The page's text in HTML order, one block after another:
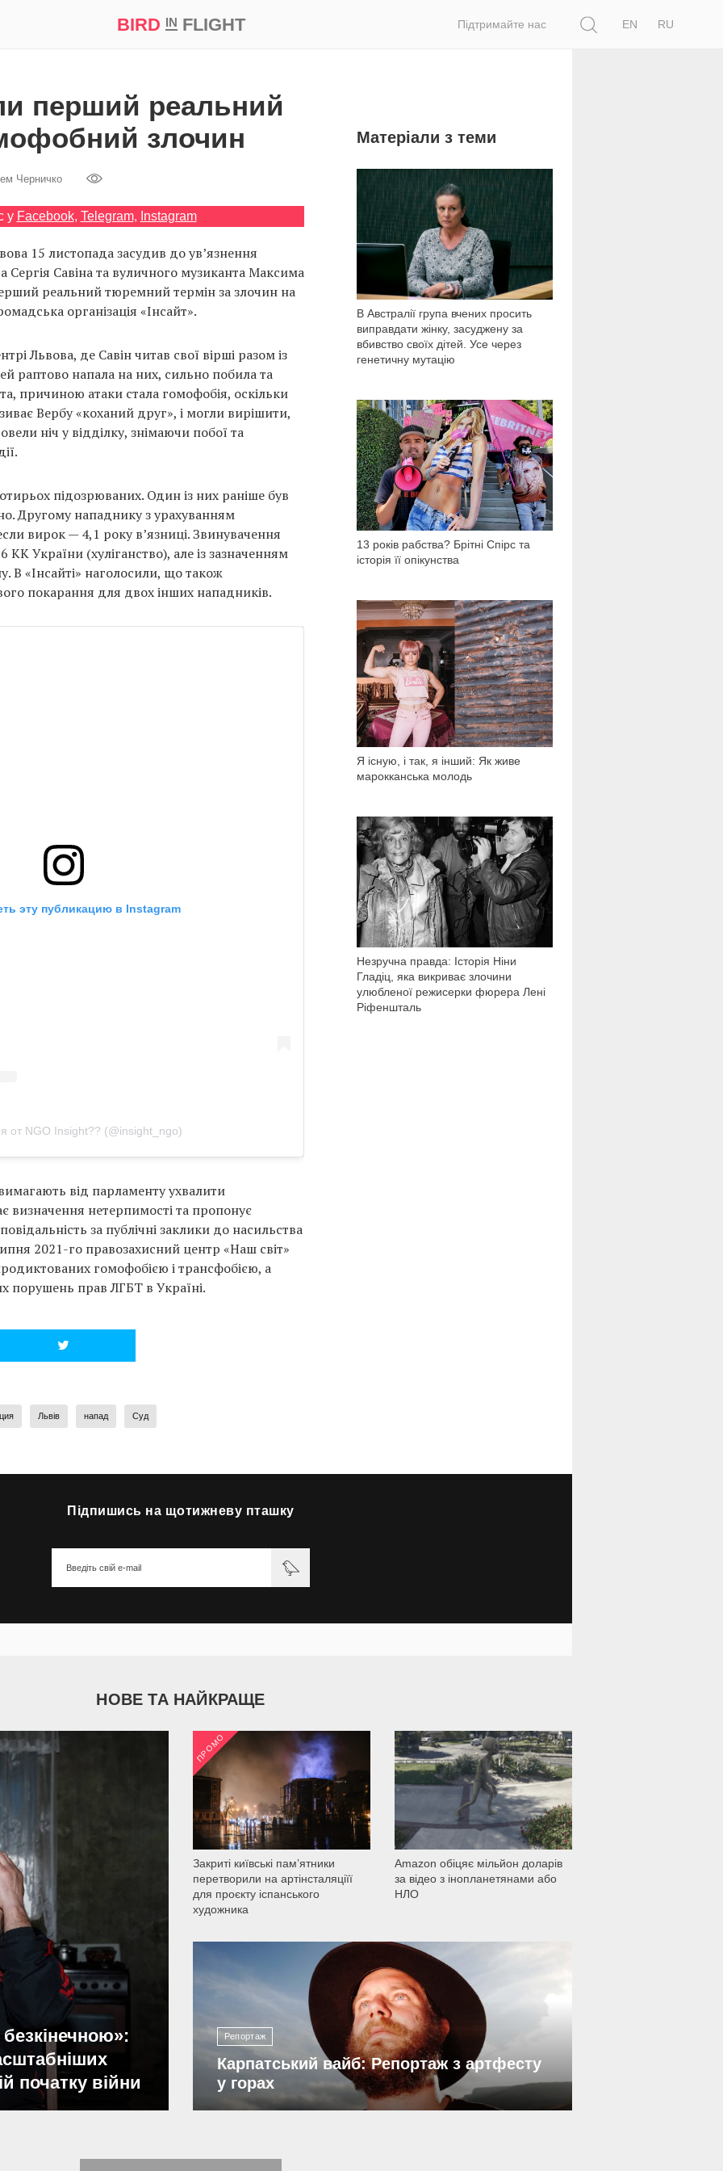
BIRD INFLIGHT Підтримайте нас
EN
RU
перший реальний
злочин
Черничко
у Facebook, Telegram, Instagram
15 листопада засудив до ув’язнення
Сергія Савіна та вуличного музиканта Максима
реальний тюремний термін за злочин на
організація «Інсайт».
Львова, де Савін читав свої вірші разом із
раптово напала на них, сильно побила та
причиною атаки стала гомофобія, оскільки
Вербу «коханий друг», і могли вирішити,
ніч у відділку, знімаючи побої та
підозрюваних. Один із них раніше був
Другому нападнику з урахуванням
вирок — 4,1 року в’язниці. Звинувачення
КК України (хуліганство), але із зазначенням
В «Інсайті» наголосили, що також
покарання для двох інших нападників.
эту публикацию в Instagram
от NGO Insight?️‍? (@insight_ngo)
від парламенту ухвалити
визначення нетерпимості та пропонує
за публічні заклики до насильства
2021-го правозахисний центр «Наш світ»
гомофобією і трансфобією, а
порушень прав ЛГБТ в Україні.
Львів напад Суд
Матеріали з теми
В Австралії група вчених просить
виправдати жінку, засуджену за
вбивство своїх дітей. Усе через
генетичну мутацію
13 років рабства? Брітні Спірс та
історія її опікунства
37 136
Я існую, і так, я інший: Як живе
марокканська молодь
55 327
Незручна правда: Історія Ніни
Гладіц, яка викриває злочини
улюбленої режисерки фюрера Лені
Ріфеншталь
16 590
Підпишись на щотижневу пташку
НОВЕ ТА НАЙКРАЩЕ
початку війни
ПРОМО
Закриті київські пам’ятники
перетворили на артінсталяціїї
для проєкту іспанського
художника
2 035
Amazon обіцяє мільйон доларів
за відео з інопланетянами або
НЛО
1 502
Репортаж
Карпатський вайб: Репортаж з артфесту
у горах